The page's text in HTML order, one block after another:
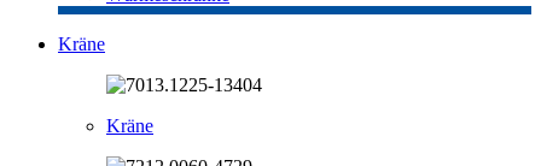
Kräne
Kräne